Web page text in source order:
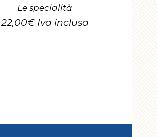
Le specialità
22,00€ Iva inclusa